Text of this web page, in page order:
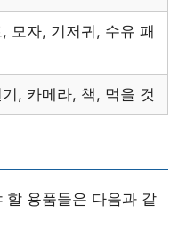
모자, 기저귀, 수유 패
, 카메라, 책, 먹을 것
할 용품들은 다음과 같